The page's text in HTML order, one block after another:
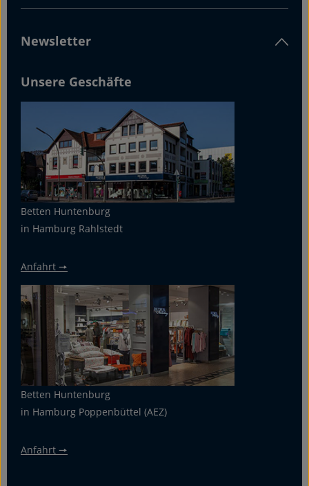
Newsletter
Unsere Geschäfte
Betten Huntenburg
in Hamburg Rahlstedt
Anfahrt 🠖
Betten Huntenburg
in Hamburg Poppenbüttel (AEZ)
Anfahrt 🠖